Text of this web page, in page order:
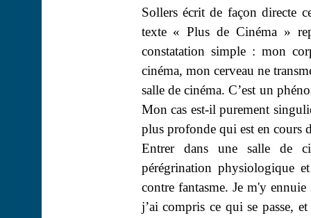
Sollers écrit de façon directe
texte « Plus de Cinéma »
constatation simple : mon
cinéma, mon cerveau ne
salle de cinéma. C’est un
Mon cas est-il purement
plus profonde qui est en cours
Entrer dans une salle de
pérégrination physiologique
contre fantasme. Je m'y
j’ai compris ce qui se passe,